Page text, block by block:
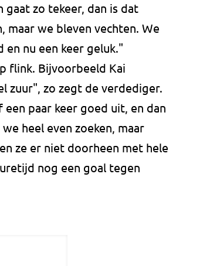
zo tekeer, dan is dat
we bleven vechten. We
en nu een keer geluk."
flink. Bijvoorbeeld Kai
zuur", zo zegt de verdediger.
paar keer goed uit, en dan
heel even zoeken, maar
ze er niet doorheen met hele
nog een goal tegen